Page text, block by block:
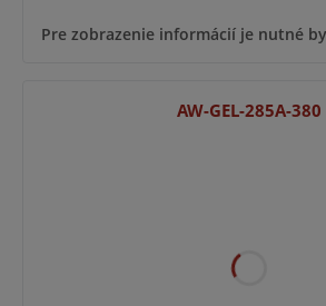
Pre zobrazenie informácií je nutné
AW-GEL-285A-380